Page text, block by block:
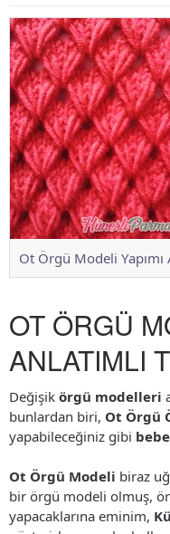
Ot Örgü Modeli Yapımı
OT ÖRGÜ
ANLATIMLI
Değişik örgü modelleri
bunlardan biri, Ot Örgü
yapabileceğiniz gibi
Ot Örgü Modeli biraz
bir örgü modeli olmuş,
yapacaklarına eminim,